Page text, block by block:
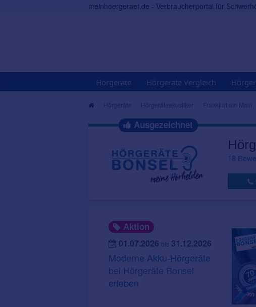
meinhoergeraet.de - Verbraucherportal für
Hörgeräte Hörgeräte Vergleich
Hörgeräte Hörgeräteakustiker Frankfurt am Main
Ausgezeichnet
18
Aktion
01.07.2026 bis 31.12.2026
Moderne Akku-Hörgeräte
bei Hörgeräte Bonsel
erleben